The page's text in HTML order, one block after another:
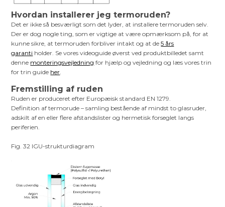
Hvordan installerer jeg termoruden?
Det er ikke så besværligt som det lyder, at installere termoruden selv.
Der er dog nogle ting, som er vigtige at være opmærksom på, for at
kunne sikre, at termoruden forbliver intakt og at de5 års
garanti holder. Se vores videoguide øverst ved produktbilledet samt
denne monteringsvejledning for hjælp og vejledning og læs vores trin
for trin guide her
Fremstilling af ruden
Ruden er produceret efter Europæisk standard EN 1279.
Definition af termorude – samling bestående af mindst to glasruder,
adskilt af en eller flere afstandslister og hermetisk forseglet langs
periferien.
Fig. 32 IGU-strukturdiagram